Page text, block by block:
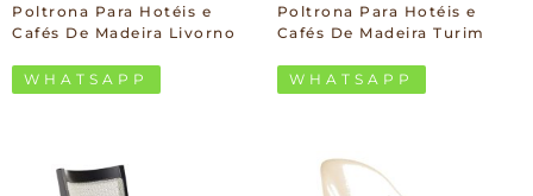
Poltrona Para Hotéis e
Cafés De Madeira Livorno
WHATSAPP
Poltrona Para Hotéis e
Cafés De Madeira Turim
WHATSAPP